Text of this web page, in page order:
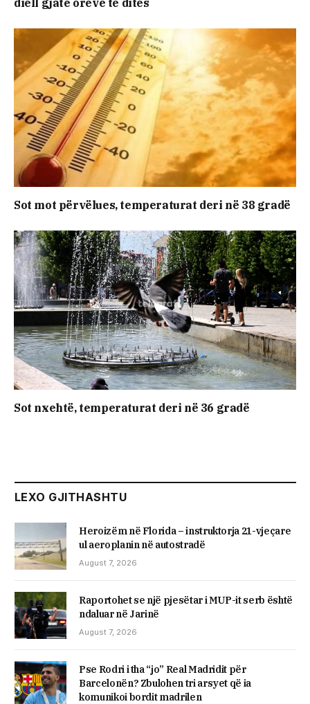
Sot mot përvëlues, temperaturat deri në 38 gradë
Sot nxehtë, temperaturat deri në 36 gradë
LEXO GJITHASHTU
Heroizëm në Florida – instruktorja 21-vjeçare
ul aeroplanin në autostradë
August 7, 2026
Raportohet se një pjesëtar i MUP-it serb është
ndaluar në Jarinë
August 7, 2026
Pse Rodri i tha “jo” Real Madridit për
Barcelonën? Zbulohen tri arsyet që ia
komunikoi bordit madrilen